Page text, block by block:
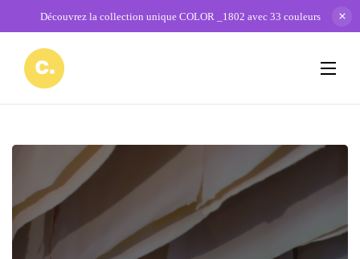
Découvrez la collection unique COLOR _1802 avec 33 couleurs